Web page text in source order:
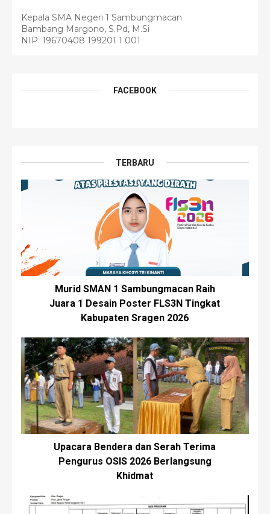
Kepala SMA Negeri 1 Sambungmacan
Bambang Margono, S.Pd, M.Si
NIP. 19670408 199201 1 001
FACEBOOK
TERBARU
Murid SMAN 1 Sambungmacan Raih
Juara 1 Desain Poster FLS3N Tingkat
Kabupaten Sragen 2026
Upacara Bendera dan Serah Terima
Pengurus OSIS 2026 Berlangsung
Khidmat